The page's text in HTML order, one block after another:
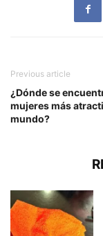
Previous article
¿Dónde se
mujeres más
mundo?